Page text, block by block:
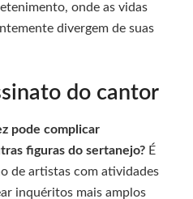
onde as vidas
divergem de suas
do cantor
pode complicar
figuras do sertanejo? É
de artistas com atividades
inquéritos mais amplos